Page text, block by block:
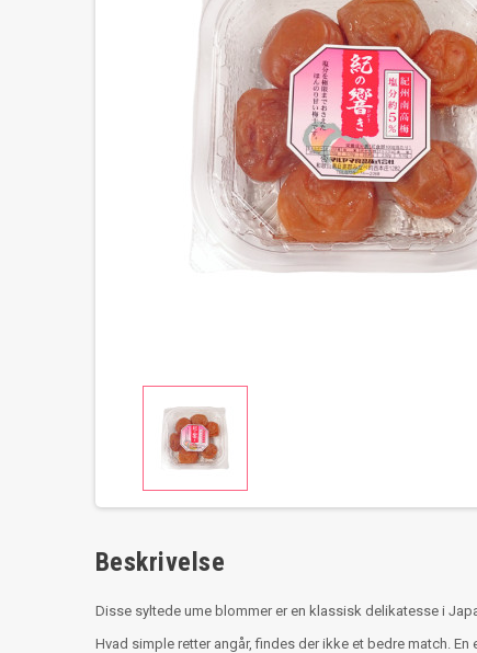
Beskrivelse
Disse syltede ume blommer er en klassisk delikatesse i
Hvad simple retter angår, findes der ikke et bedre match.